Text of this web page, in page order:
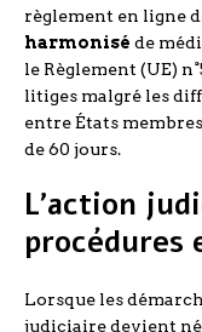
règlement en ligne
harmonisé de
le Règlement (UE)
litiges malgré les
entre États
de 60 jours.
L’action
procédures
Lorsque les
judiciaire devient